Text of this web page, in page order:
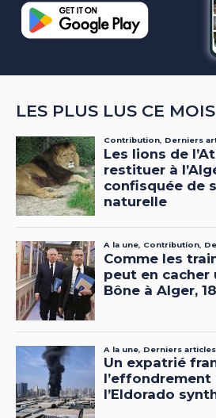
LES PLUS LUS CE MOIS